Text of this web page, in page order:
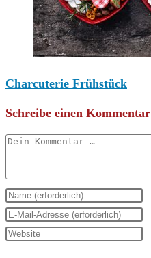
Charcuterie Frühstück
Schreibe einen Kommentar
Kommentar
Gib
deinen
Namen
Gib
deine
Gib